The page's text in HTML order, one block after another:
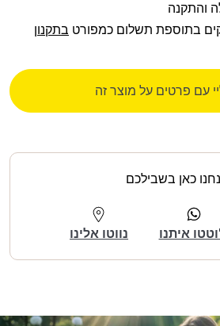
והתקנה
בתוספת תשלום כמפורט בתקנון
עם פרטים על מוצר זה
כאן בשבילכם
איתנו נווטו אלינו